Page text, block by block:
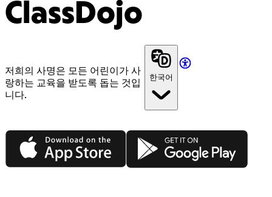
ClassDojo
저희의 사명은 모든 어린이가 사
랑하는 교육을 받도록 돕는 것입
니다.
한국어
App Store Google Play